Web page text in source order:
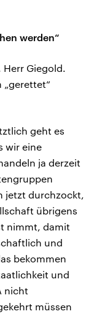
werden“
Herr Giegold.
„gerettet“
geht es
wir eine
ja derzeit
jetzt durchzockt,
übrigens
nimmt, damit
und
bekommen
und
nicht
müssen